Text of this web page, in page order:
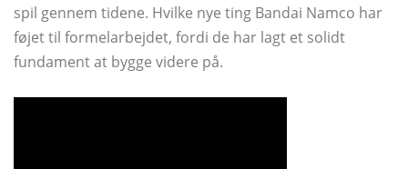
spil gennem tidene. Hvilke nye ting Bandai Namco har
føjet til formelarbejdet, fordi de har lagt et solidt
fundament at bygge videre på.